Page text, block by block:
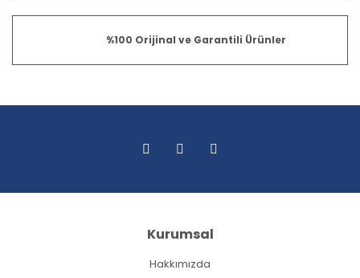
%100 Orijinal ve Garantili Ürünler
Kurumsal
Hakkımızda